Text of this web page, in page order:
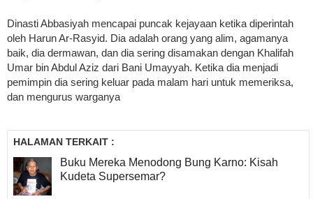
Dinasti Abbasiyah mencapai puncak kejayaan ketika diperintah
oleh Harun Ar-Rasyid. Dia adalah orang yang alim, agamanya
baik, dia dermawan, dan dia sering disamakan dengan Khalifah
Umar bin Abdul Aziz dari Bani Umayyah. Ketika dia menjadi
pemimpin dia sering keluar pada malam hari untuk memeriksa,
dan mengurus warganya
HALAMAN TERKAIT :
Buku Mereka Menodong Bung Karno: Kisah
Kudeta Supersemar?